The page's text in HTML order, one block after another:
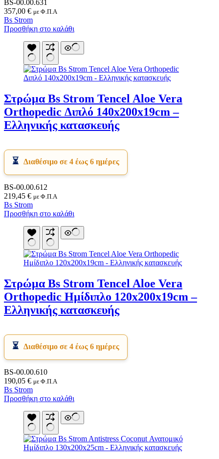
BS-00.00.631
357,00 € με Φ.Π.Α
Bs Strom
Προσθήκη στο καλάθι
Στρώμα Bs Strom Tencel Aloe Vera
Orthopedic Διπλό 140x200x19cm –
Ελληνικής κατασκευής
Διαθέσιμο σε 4 έως 6 ημέρες
BS-00.00.612
219,45 € με Φ.Π.Α
Bs Strom
Προσθήκη στο καλάθι
Στρώμα Bs Strom Tencel Aloe Vera
Orthopedic Ημίδιπλο 120x200x19cm –
Ελληνικής κατασκευής
Διαθέσιμο σε 4 έως 6 ημέρες
BS-00.00.610
190,05 € με Φ.Π.Α
Bs Strom
Προσθήκη στο καλάθι